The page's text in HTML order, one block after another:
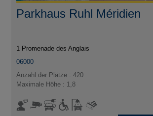
Parkhaus Ruhl Méridien
1 Promenade des Anglais
06000
Anzahl der Plätze : 420
Maximale Höhe : 1,8